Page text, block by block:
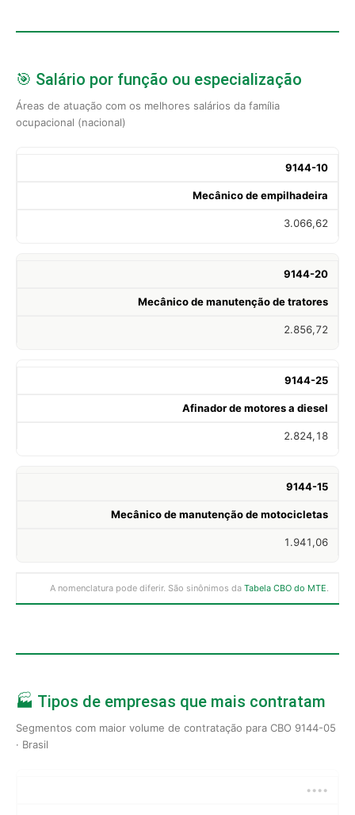
🎯 Salário por função ou especialização
Áreas de atuação com os melhores salários da família
ocupacional (nacional)
9144-10
Mecânico de empilhadeira
3.066,62
9144-20
Mecânico de manutenção de tratores
2.856,72
9144-25
Afinador de motores a diesel
2.824,18
9144-15
Mecânico de manutenção de motocicletas
1.941,06
A nomenclatura pode diferir. São sinônimos da Tabela CBO do MTE.
🏭 Tipos de empresas que mais contratam
Segmentos com maior volume de contratação para CBO 9144-05
· Brasil
••••